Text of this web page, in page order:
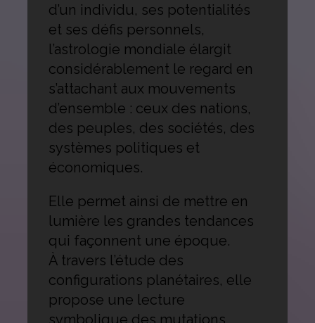
d’un individu, ses potentialités
et ses défis personnels,
l’astrologie mondiale élargit
considérablement le regard en
s’attachant aux mouvements
d’ensemble : ceux des nations,
des peuples, des sociétés, des
systèmes politiques et
économiques.
Elle permet ainsi de mettre en
lumière les grandes tendances
qui façonnent une époque.
À travers l’étude des
configurations planétaires, elle
propose une lecture
symbolique des mutations